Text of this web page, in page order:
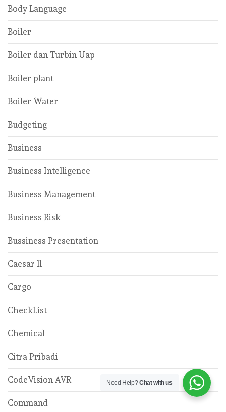
Body Language
Boiler
Boiler dan Turbin Uap
Boiler plant
Boiler Water
Budgeting
Business
Business Intelligence
Business Management
Business Risk
Bussiness Presentation
Caesar ll
Cargo
CheckList
Chemical
Citra Pribadi
CodeVision AVR
Command
Need Help?Chat with us